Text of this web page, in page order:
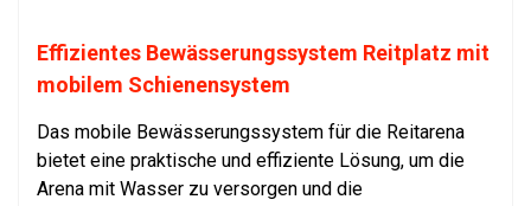
Effizientes Bewässerungssystem Reitplatz mit
mobilem Schienensystem
Das mobile Bewässerungssystem für die Reitarena
bietet eine praktische und effiziente Lösung, um die
Arena mit Wasser zu versorgen und die